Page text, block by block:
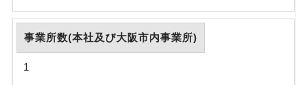
事業所数(本社及び大阪市内事業所)
1